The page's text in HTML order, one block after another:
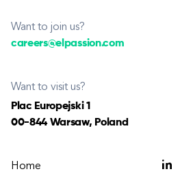
Want to join us?
careers@elpassion.com
Want to visit us?
Plac Europejski 1
00-844 Warsaw, Poland
Home